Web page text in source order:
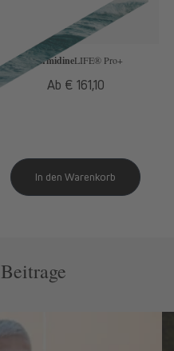
spermidineLIFE® Pro+
Normaler
Ab € 161,10